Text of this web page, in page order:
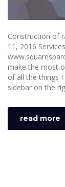
Construction of
11, 2016
make the most
of all the things
sidebar on the
read more